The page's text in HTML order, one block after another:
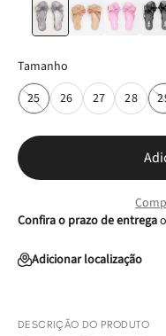
Tamanho
25
26 27 28
Confira o prazo de entrega
Adicionar localização
DESCRIÇÃO DO PRODUTO